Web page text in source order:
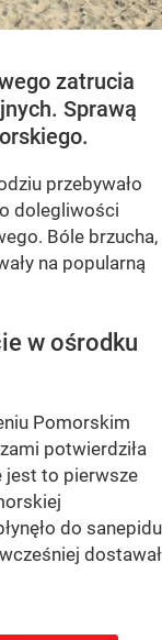
zatrucia
Sprawą
przebywało
dolegliwości
Bóle brzucha,
na popularną
w ośrodku
Pomorskim
potwierdziła
jest to pierwsze
do sanepidu
dostawał